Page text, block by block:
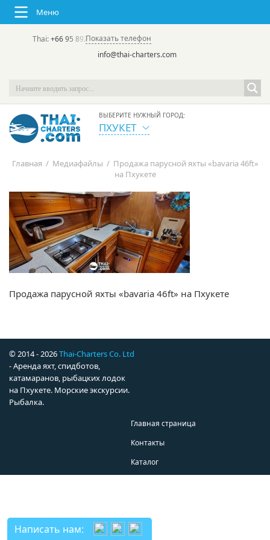
Меню
Thai:+66 95 892 7646(rus/eng) | в России:
Показать телефон
info@thai-charters.com
ВЫБЕРИТЕ НУЖНЫЙ ГОРОД:
ПХУКЕТ
Главная / Медиафайлы / Продажа парусной яхты «bavaria 46ft»
на Пхукете
Продажа парусной яхты «bavaria 46ft» на Пхукете
© 2014 - 2026Thai-Charters Co. Ltd
- Аренда яхт, спидботов,
катамаранов, рыбацких лодок
на Пхукете. Морские экскурсии.
Рыбалка.
Главная страница
Контакты
Каталог
Написать нам: